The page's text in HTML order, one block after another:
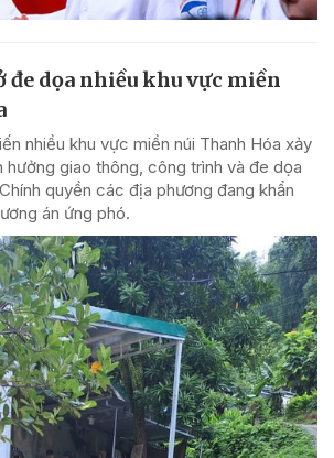
đe dọa nhiều khu vực miền
nhiều khu vực miền núi Thanh Hóa xảy
hưởng giao thông, công trình và đe dọa
quyền các địa phương đang khẩn
án ứng phó.